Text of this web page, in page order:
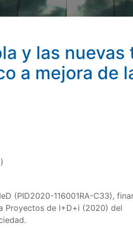
y las
a mejora de
(PID2020-116001RA-C33),
Proyectos de I+D+i (2020) del